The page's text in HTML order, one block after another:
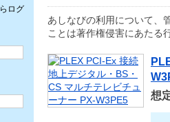
ログ
あしなびの利用について、
ことは著作権侵害にあたる
想